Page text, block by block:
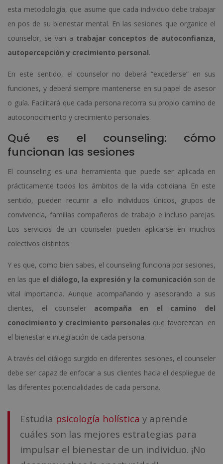
esta metodología, que asume que cada individuo debe trabajar
en pos de su bienestar mental. En las sesiones que organice el
counselor, se van a trabajar conceptos de autoconfianza,
autopercepción y crecimiento personal.
En este sentido, el counselor no deberá “excederse” en sus
funciones, y deberá siempre mantenerse en su papel de asesor
o guía. Facilitará que cada persona recorra su propio camino de
autoconocimiento y crecimiento personales.
Qué es el counseling: cómo
funcionan las sesiones
El counseling es una herramienta que puede ser aplicada en
prácticamente todos los ámbitos de la vida cotidiana. En este
sentido, pueden recurrir a ello individuos únicos, grupos de
convivencia, familias compañeros de trabajo e incluso parejas.
Los servicios de un counseler pueden aplicarse en muchos
colectivos distintos.
Y es que, como bien sabes, el counseling funciona por sesiones,
en las que el diálogo, la expresión y la comunicación son de
vital importancia. Aunque acompañando y asesorando a sus
clientes, el counseler acompaña en el camino del
conocimiento y crecimiento personales que favorezcan en
el bienestar e integración de cada persona.
A través del diálogo surgido en diferentes sesiones, el counseler
debe ser capaz de enfocar a sus clientes hacia el despliegue de
las diferentes potencialidades de cada persona.
Estudia psicología holística y aprende
cuáles son las mejores estrategias para
impulsar el bienestar de un individuo. ¡No